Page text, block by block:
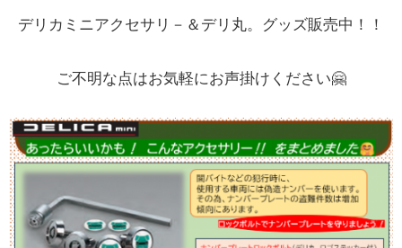
デリカミニアクセサリ－＆デリ丸。グッズ販売中！！
ご不明な点はお気軽にお声掛けください🤗